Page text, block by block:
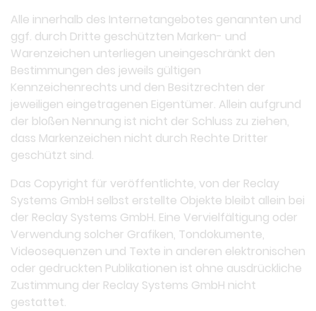
Alle innerhalb des Internetangebotes genannten und
ggf. durch Dritte geschützten Marken- und
Warenzeichen unterliegen uneingeschränkt den
Bestimmungen des jeweils gültigen
Kennzeichenrechts und den Besitzrechten der
jeweiligen eingetragenen Eigentümer. Allein aufgrund
der bloßen Nennung ist nicht der Schluss zu ziehen,
dass Markenzeichen nicht durch Rechte Dritter
geschützt sind.
Das Copyright für veröffentlichte, von der Reclay
Systems GmbH selbst erstellte Objekte bleibt allein bei
der Reclay Systems GmbH. Eine Vervielfältigung oder
Verwendung solcher Grafiken, Tondokumente,
Videosequenzen und Texte in anderen elektronischen
oder gedruckten Publikationen ist ohne ausdrückliche
Zustimmung der Reclay Systems GmbH nicht
gestattet.